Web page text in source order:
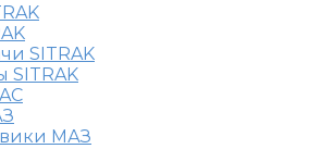
SITRAK
SITRAK
МАЗ